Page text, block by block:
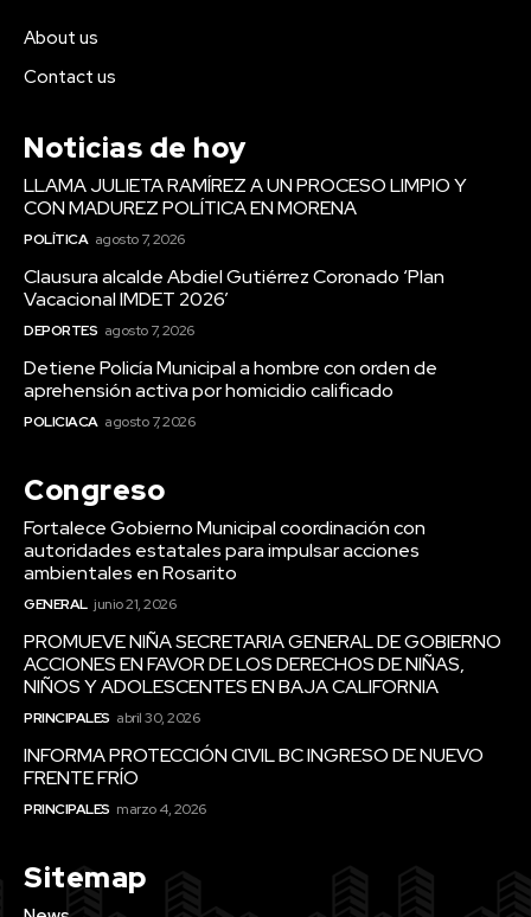
About us
Contact us
Noticias de hoy
LLAMA JULIETA RAMÍREZ A UN PROCESO LIMPIO Y
CON MADUREZ POLÍTICA EN MORENA
POLÍTICA agosto 7, 2026
Clausura alcalde Abdiel Gutiérrez Coronado ‘Plan
Vacacional IMDET 2026’
DEPORTES agosto 7, 2026
Detiene Policía Municipal a hombre con orden de
aprehensión activa por homicidio calificado
POLICIACA agosto 7, 2026
Congreso
Fortalece Gobierno Municipal coordinación con
autoridades estatales para impulsar acciones
ambientales en Rosarito
GENERAL junio 21, 2026
PROMUEVE NIÑA SECRETARIA GENERAL DE GOBIERNO
ACCIONES EN FAVOR DE LOS DERECHOS DE NIÑAS,
NIÑOS Y ADOLESCENTES EN BAJA CALIFORNIA
PRINCIPALES abril 30, 2026
INFORMA PROTECCIÓN CIVIL BC INGRESO DE NUEVO
FRENTE FRÍO
PRINCIPALES marzo 4, 2026
Sitemap